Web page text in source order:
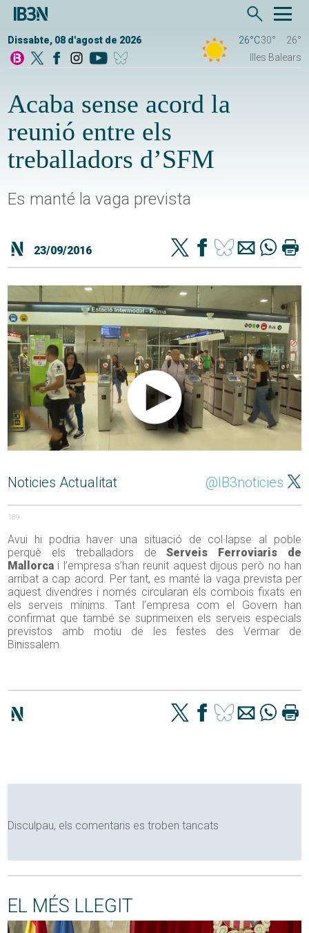
Dissabte, 08 d'agost de 2026 26°C30°
26°
Illes Balears
Acaba sense acord la
reunió entre els
treballadors d’SFM
Es manté la vaga prevista
23/09/2016
Noticies Actualitat @IB3noticies
189
Avui hi podria haver una situació de col·lapse al poble
perquè els treballadors deServeis Ferroviaris de
Mallorca i l’empresa s’han reunit aquest dijous però no han
arribat a cap acord. Per tant, es manté la vaga prevista per
aquest divendres i només circularan els combois fixats en
els serveis mínims. Tant l’empresa com el Govern han
confirmat que també se suprimeixen els serveis especials
previstos amb motiu de les festes des Vermar de
Binissalem.
Disculpau, els comentaris es troben tancats
EL MÉS LLEGIT